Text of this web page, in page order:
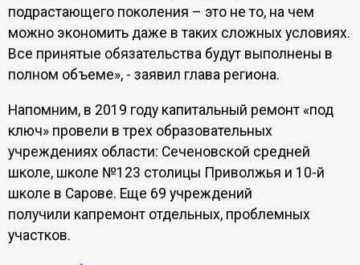
подрастающего поколения – это не то, на чем
можно экономить даже в таких сложных условиях.
Все принятые обязательства будут выполнены в
полном объеме», - заявил глава региона.
Напомним, в 2019 году капитальный ремонт «под
ключ» провели в трех образовательных
учреждениях области: Сеченовской средней
школе, школе №123 столицы Приволжья и 10-й
школе в Сарове. Еще 69 учреждений
получили капремонт отдельных, проблемных
участков.